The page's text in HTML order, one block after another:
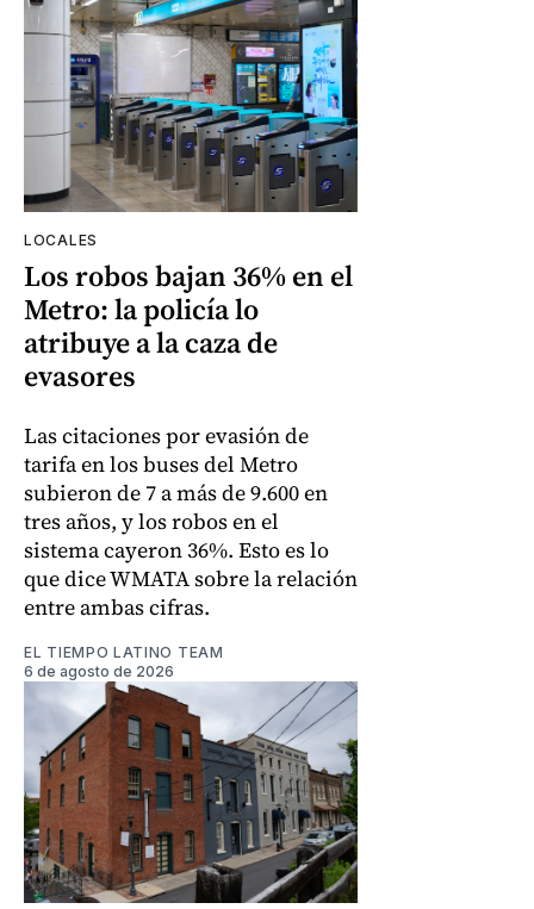
LOCALES
Los robos bajan 36% en el
Metro: la policía lo
atribuye a la caza de
evasores
Las citaciones por evasión de
tarifa en los buses del Metro
subieron de 7 a más de 9.600 en
tres años, y los robos en el
sistema cayeron 36%. Esto es lo
que dice WMATA sobre la relación
entre ambas cifras.
EL TIEMPO LATINO TEAM
6 de agosto de 2026